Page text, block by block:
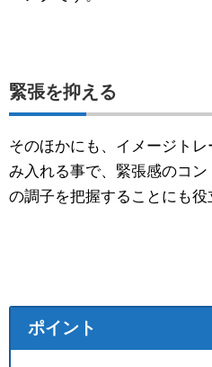
緊張を抑える
そのほかにも、イメージト
み入れる事で、緊張感のコ
の調子を把握することにも役
ポイント